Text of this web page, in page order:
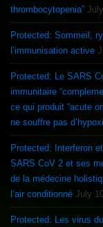
thrombocytopenia”
Protected: Sommeil,
l’immunisation active
Protected: Le SARS
immunitaire
ce qui produit “acute
ne souffre pas
Protected: Interferon
SARS CoV 2 et ses
de la médecine
l’air conditionné July
Protected: Les virus